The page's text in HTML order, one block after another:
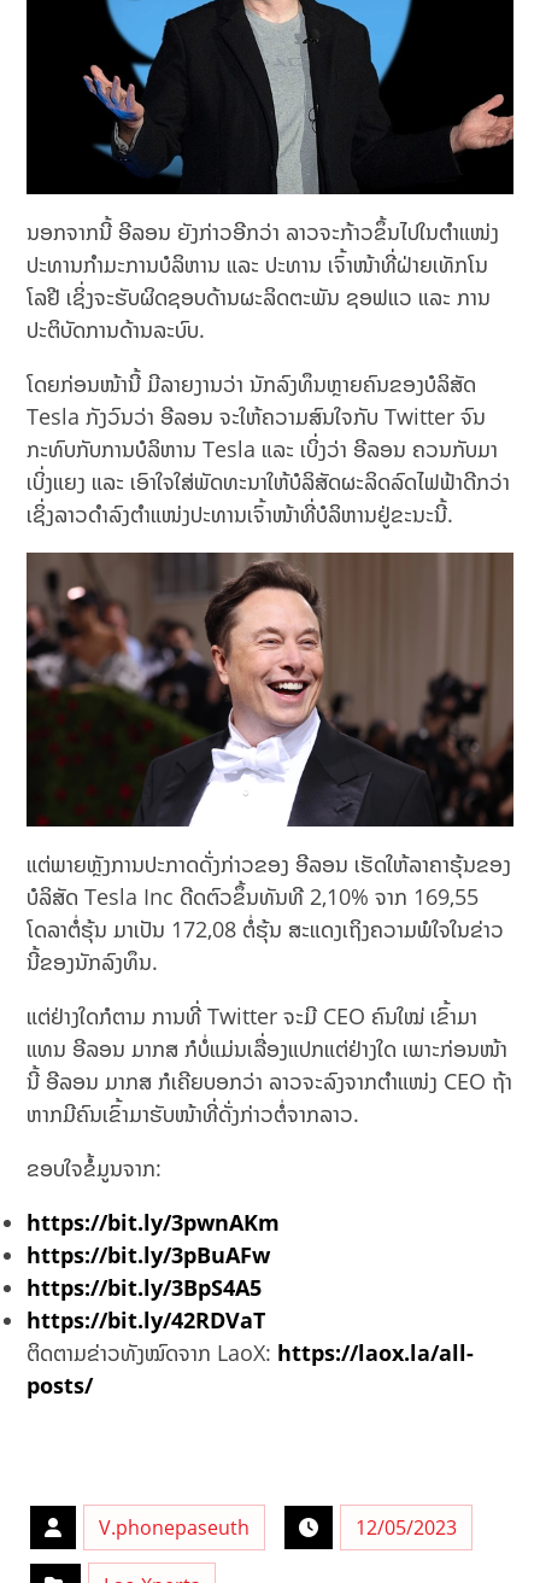
ນອກຈາກນີ້ ອີລອນ ຍັງກ່າວອີກວ່າ ລາວຈະກ້າວຂຶ້ນໄປໃນຕຳແໜ່ງ
ປະທານກຳມະການບໍລິຫານ ແລະ ປະທານ ເຈົ້າໜ້າທີ່ຝ່າຍເທັກໂນ
ໂລຢີ ເຊິ່ງຈະຮັບຜິດຊອບດ້ານຜະລິດຕະພັນ ຊອຟແວ ແລະ ການ
ປະຕິບັດການດ້ານລະບົບ.
ໂດຍກ່ອນໜ້ານີ້ ມີລາຍງານວ່າ ນັກລົງທຶນຫຼາຍຄົນຂອງບໍລິສັດ
Tesla ກັງວົນວ່າ ອີລອນ ຈະໃຫ້ຄວາມສົນໃຈກັບ Twitter ຈົນ
ກະທົບກັບການບໍລິຫານ Tesla ແລະ ເບິ່ງວ່າ ອີລອນ ຄວນກັບມາ
ເບິ່ງແຍງ ແລະ ເອົາໃຈໃສ່ພັດທະນາໃຫ້ບໍລິສັດຜະລິດລົດໄຟຟ້າດີກວ່າ
ເຊິ່ງລາວດຳລົງຕໍາແໜ່ງປະທານເຈົ້າໜ້າທີ່ບໍລິຫານຢູ່ຂະນະນີ້.
ແຕ່ພາຍຫຼັງການປະກາດດັ່ງກ່າວຂອງ ອີລອນ ເຮັດໃຫ້ລາຄາຮຸ້ນຂອງ
ບໍລິສັດ Tesla Inc ດີດຕົວຂຶ້ນທັນທີ 2,10% ຈາກ 169,55
ໂດລາຕໍ່ຮຸ້ນ ມາເປັນ 172,08 ຕໍ່ຮຸ້ນ ສະແດງເຖິງຄວາມພໍໃຈໃນຂ່າວ
ນີ້ຂອງນັກລົງທຶນ.
ແຕ່ຢ່າງໃດກໍຕາມ ການທີ່ Twitter ຈະມີ CEO ຄົນໃໝ່ ເຂົ້າມາ
ແທນ ອີລອນ ມາກສ ກໍບໍ່ແມ່ນເລື່ອງແປກແຕ່ຢ່າງໃດ ເພາະກ່ອນໜ້າ
ນີ້ ອີລອນ ມາກສ ກໍເຄີຍບອກວ່າ ລາວຈະລົງຈາກຕຳແໜ່ງ CEO ຖ້າ
ຫາກມີຄົນເຂົ້າມາຮັບໜ້າທີ່ດັ່ງກ່າວຕໍ່ຈາກລາວ.
ຂອບໃຈຂໍ້ມູນຈາກ:
https://bit.ly/3pwnAKm
https://bit.ly/3pBuAFw
https://bit.ly/3BpS4A5
https://bit.ly/42RDVaT
ຕິດຕາມຂ່າວທັງໝົດຈາກ LaoX: https://laox.la/all-
posts/
V.phonepaseuth 12/05/2023